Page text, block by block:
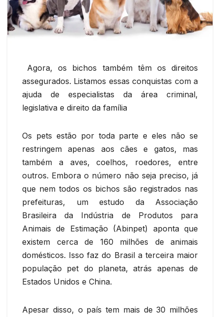
Agora, os bichos também têm os direitos
assegurados. Listamos essas conquistas com a
ajuda de especialistas da área criminal,
legislativa e direito da família
Os pets estão por toda parte e eles não se
restringem apenas aos cães e gatos, mas
também a aves, coelhos, roedores, entre
outros. Embora o número não seja preciso, já
que nem todos os bichos são registrados nas
prefeituras, um estudo da Associação
Brasileira da Indústria de Produtos para
Animais de Estimação (Abinpet) aponta que
existem cerca de 160 milhões de animais
domésticos. Isso faz do Brasil a terceira maior
população pet do planeta, atrás apenas de
Estados Unidos e China.
Apesar disso, o país tem mais de 30 milhões